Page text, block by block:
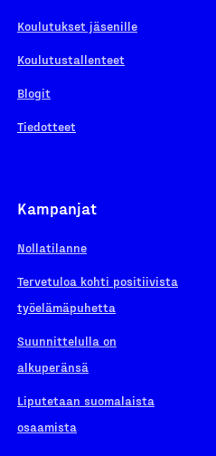
Koulutukset jäsenille
Koulutustallenteet
Blogit
Tiedotteet
Kampanjat
Nollatilanne
Tervetuloa kohti positiivista
työelämäpuhetta
Suunnittelulla on
alkuperänsä
Liputetaan suomalaista
osaamista